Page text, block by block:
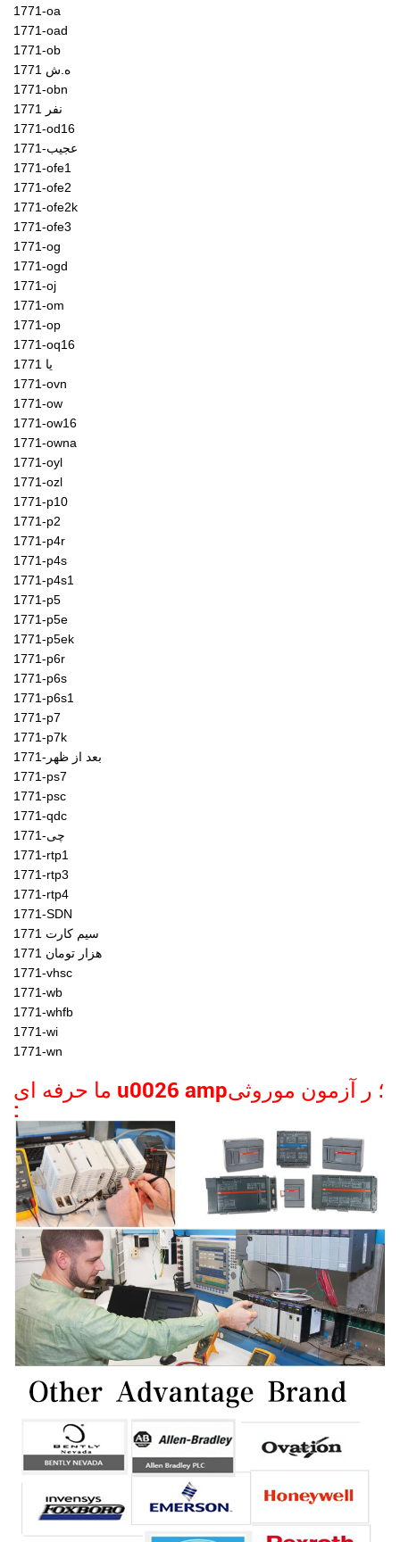
1771-oa
1771-oad
1771-ob
1771 ه.ش
1771-obn
1771 نفر
1771-od16
1771-عجیب
1771-ofe1
1771-ofe2
1771-ofe2k
1771-ofe3
1771-og
1771-ogd
1771-oj
1771-om
1771-op
1771-oq16
1771 یا
1771-ovn
1771-ow
1771-ow16
1771-owna
1771-oyl
1771-ozl
1771-p10
1771-p2
1771-p4r
1771-p4s
1771-p4s1
1771-p5
1771-p5e
1771-p5ek
1771-p6r
1771-p6s
1771-p6s1
1771-p7
1771-p7k
1771-بعد از ظهر
1771-ps7
1771-psc
1771-qdc
1771-چی
1771-rtp1
1771-rtp3
1771-rtp4
1771-SDN
1771 سیم کارت
1771 هزار تومان
1771-vhsc
1771-wb
1771-whfb
1771-wi
1771-wn
ما حرفه ای u0026 amp؛ ر آزمون موروثی
: